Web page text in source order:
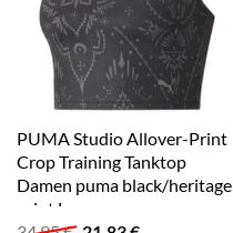
PUMA Studio Allover-Print
Crop Training Tanktop
Damen puma black/heritage
print L